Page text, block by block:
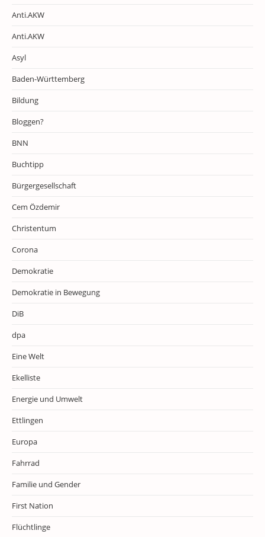
Anti.AKW
Anti.AKW
Asyl
Baden-Württemberg
Bildung
Bloggen?
BNN
Buchtipp
Bürgergesellschaft
Cem Özdemir
Christentum
Corona
Demokratie
Demokratie in Bewegung
DiB
dpa
Eine Welt
Ekelliste
Energie und Umwelt
Ettlingen
Europa
Fahrrad
Familie und Gender
First Nation
Flüchtlinge